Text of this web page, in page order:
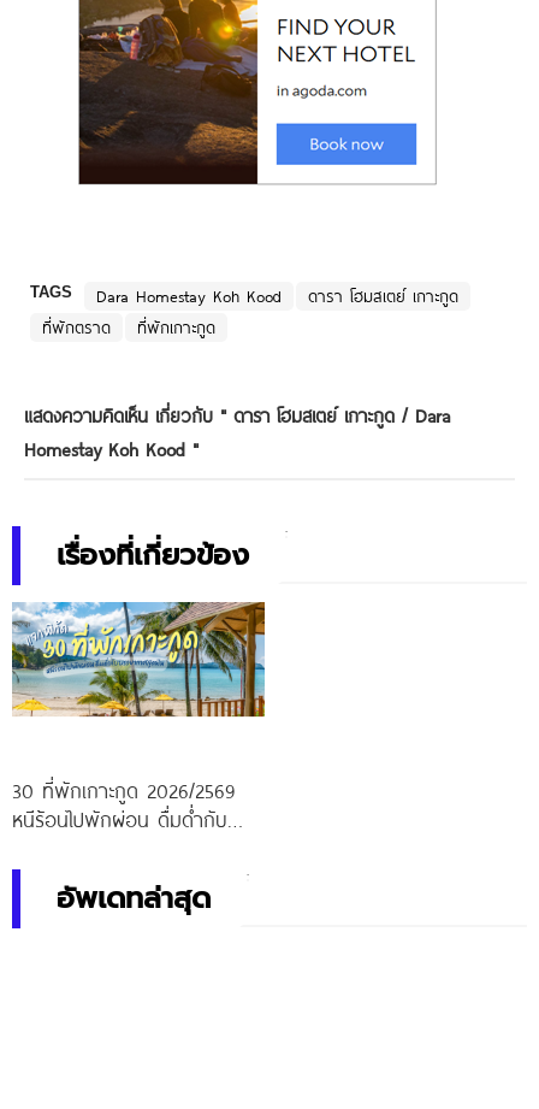
TAGS Dara Homestay Koh Kood
ดารา โฮมสเตย์ เกาะกูด
ที่พักตราด
ที่พักเกาะกูด
แสดงความคิดเห็น เกี่ยวกับ " ดารา โฮมสเตย์ เกาะกูด / Dara
Homestay Koh Kood "
เรื่องที่เกี่ยวข้อง
30 ที่พักเกาะกูด 2026/2569
หนีร้อนไปพักผ่อน ดื่มด่ำกับ
อัพเดทล่าสุด